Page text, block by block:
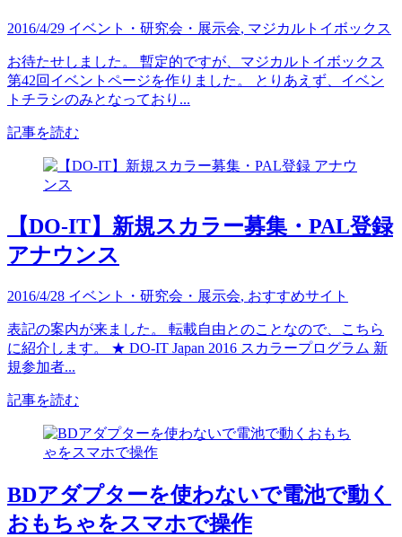
2016/4/29 イベント・研究会・展示会, マジカルトイボックス
お待たせしました。 暫定的ですが、マジカルトイボックス
第42回イベントページを作りました。 とりあえず、イベン
トチラシのみとなっており...
記事を読む
【DO-IT】新規スカラー募集・PAL登録
アナウンス
2016/4/28 イベント・研究会・展示会, おすすめサイト
表記の案内が来ました。 転載自由とのことなので、こちら
に紹介します。 ★ DO-IT Japan 2016 スカラープログラム 新
規参加者...
記事を読む
BDアダプターを使わないで電池で動く
おもちゃをスマホで操作